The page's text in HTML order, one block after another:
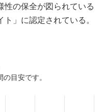
性の保全が図られている
」に認定されている。
目安です。